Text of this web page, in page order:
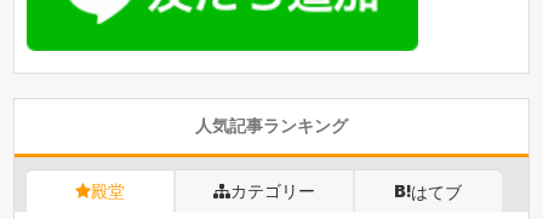
人気記事ランキング
殿堂 カテゴリー はてブ